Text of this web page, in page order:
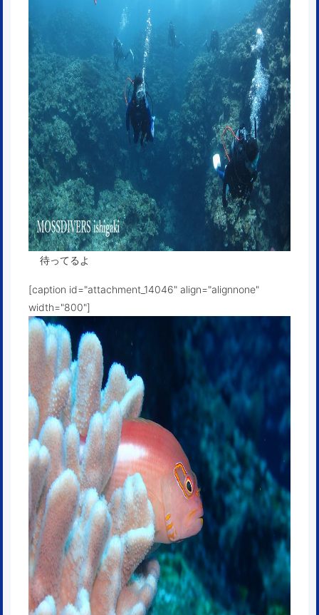
待ってるよ
[caption id="attachment_14046" align="alignnone"
width="800"]